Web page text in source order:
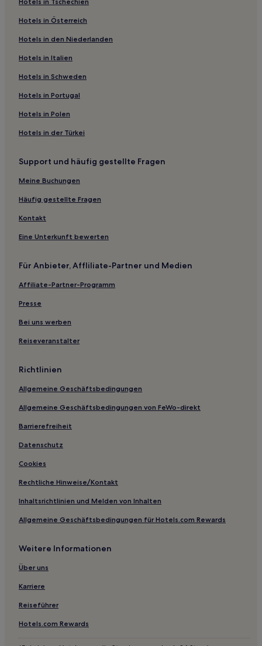
Hotels nahe Golfclub Vinschgau
Avigna Hotels
Prati Hotels
Hotels nahe Skigebiet Val Senales
Stilfs Hotels
Hotels nahe Kabinenbahn Schwemmalm
Hotels nahe Heilig-Kreuz-Kirche
Hotels nahe Seilbahn Verdins-Tall
Stanga Hotels
Hotels nahe Bahnhof Lagundo
Schenna Hotels
Eppan an der Weinstraße Hotels
Hotels nahe Bahnhof Castelbello/Kastelbell
Hotels nahe Piazza delle Erbe
Hotels nahe Golf Club Passeier Meran
Schlanders Hotels
Monticolo Hotels
Lana Hotels
Hotels nahe Bahnhof Bronzolo/Branzoll
Hotels nahe Bahnhof Lasa/Laas
Dorf Tirol Hotels
Hotels nahe Brennerpass
Ratschings Hotels
Meran Hotels
Hotels nahe Schwemmalm Seilbahn
Schnals Hotels
Naturns Hotels
Peio Hotels
Brez Hotels
Glurns Hotels
Mendola Hotels
Al Maso Hotels
Hotels nahe Bahnhof Merano-Maia Bassa/Meran-Untermais
Hotels in Österreich
Hotels in den Niederlanden
Hotels in Italien
Hotels in Schweden
Hotels in Portugal
Hotels in Polen
Hotels in der Türkei
Support und häufig gestellte Fragen
Meine Buchungen
Häufig gestellte Fragen
Kontakt
Eine Unterkunft bewerten
Für Anbieter, Affliliate-Partner und Medien
Affiliate-Partner-Programm
Presse
Bei uns werben
Reiseveranstalter
Richtlinien
Allgemeine Geschäftsbedingungen
Allgemeine Geschäftsbedingungen von FeWo-direkt
Barrierefreiheit
Datenschutz
Cookies
Rechtliche Hinweise/Kontakt
Inhaltsrichtlinien und Melden von Inhalten
Allgemeine Geschäftsbedingungen für Hotels.com Rewards
Weitere Informationen
Über uns
Karriere
Reiseführer
Hotels.com Rewards